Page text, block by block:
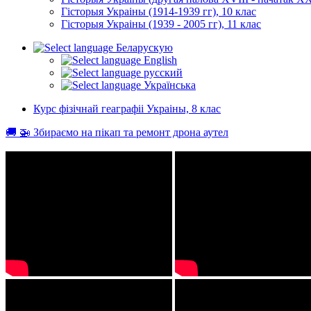
Гісторыя Украіны (1914-1939 гг), 10 клас
Гісторыя Украіны (1939 - 2005 гг), 11 клас
Беларускую
English
русский
Українська
Курс фізічнай геаграфіі Украіны, 8 клас
🚚 🚁 Збираємо на пікап та ремонт дрона аутел